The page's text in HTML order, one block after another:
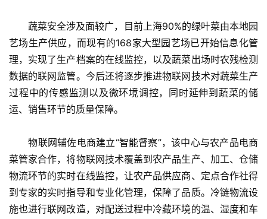
蔬菜安全涉及面较广，目前上海90%的绿叶菜由本地园
艺场生产供应，而现有的168家大型园艺场已开始信息化管
理，实现了生产档案的在线监控，以及蔬菜出场时农残检测
数据的联网监管。今后还将逐步推进物联网技术对蔬菜生产
过程中的传感监测以及微环境调控，同时延伸到蔬菜的储
运、销售环节的质量保障。
物联网辅佐电商建立“智能督察”，该中心与农产品电商
菜管家合作，将物联网技术覆盖到农产品生产、加工、仓储
物流环节的实时在线监控，让农产品供应商、定点合作社得
到专家的实时指导和专业化管理，保障了品质。冷链物流设
施也进行联网改造，对配送过程中冷藏环境的温、湿度和车